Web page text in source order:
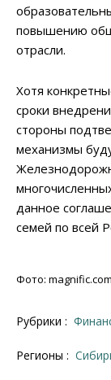
повышению
отрасли.
Хотя
сроки
стороны
механизмы
данное
семей по всей
Фото:
Рубрики :
Регионы :